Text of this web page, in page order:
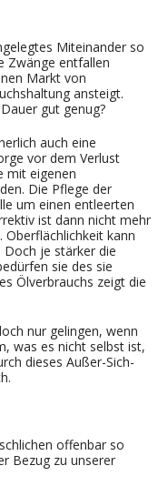
Miteinander so
Zwänge entfallen
Markt von
ansteigt.
gut genug?
auch eine
vor dem Verlust
mit eigenen
Die Pflege der
um einen entleerten
ist dann nicht mehr
Oberflächlichkeit kann
je stärker die
sie des sie
Ölverbrauchs zeigt die
nur gelingen, wenn
was es nicht selbst ist,
dieses Außer-Sich-
offenbar so
Bezug zu unserer